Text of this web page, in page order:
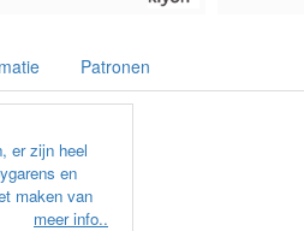
Patronen
er zijn heel
en
maken van
meer info..